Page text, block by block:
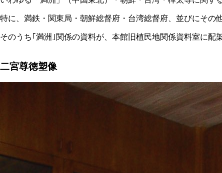
特に、満鉄・関東局・朝鮮総督府・台湾総督府、並びにその
そのうち｢満洲｣関係の資料が、本館旧植民地関係資料室に配
二宮尊徳塑像